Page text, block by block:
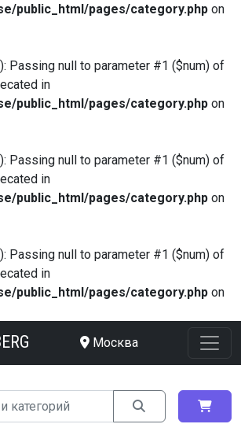
public_html/pages/category.php on
Passing null to parameter #1 ($num) of
in
public_html/pages/category.php on
Passing null to parameter #1 ($num) of
in
public_html/pages/category.php on
Passing null to parameter #1 ($num) of
in
public_html/pages/category.php on
Москва